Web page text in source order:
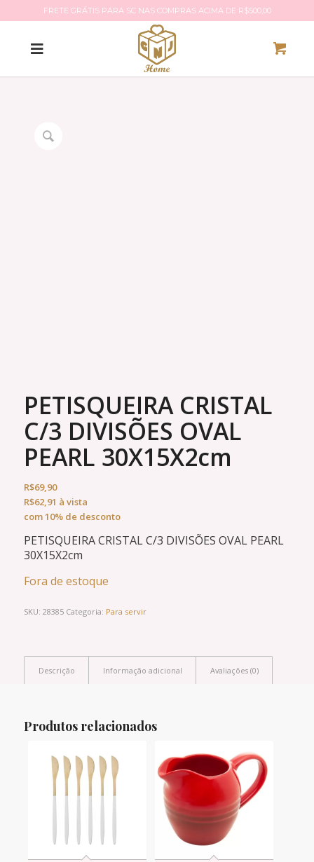
FRETE GRÁTIS PARA SC NAS COMPRAS ACIMA DE R$500,00
PETISQUEIRA CRISTAL
C/3 DIVISÕES OVAL
PEARL 30X15X2cm
R$69,90
R$62,91 à vista
com 10% de desconto
PETISQUEIRA CRISTAL C/3 DIVISÕES OVAL PEARL
30X15X2cm
Fora de estoque
SKU: 28385 Categoria: Para servir
Descrição Informação adicional Avaliações (0)
Produtos relacionados